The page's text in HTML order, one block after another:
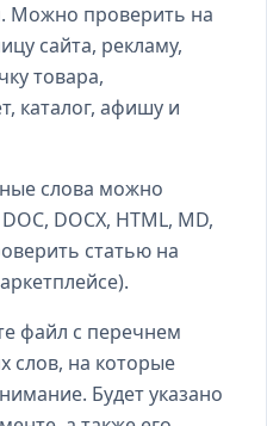
Можно проверить на
сайта, рекламу,
товара,
каталог, афишу и
слова можно
DOCX, HTML, MD,
статью на
файл с перечнем
слов, на которые
Будет указано